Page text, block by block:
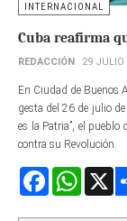
INTERNACIONAL
Cuba reafirma
REDACCIÓN 29 JULIO
En Ciudad de Buenos
gesta del 26 de julio
es la Patria”, el
contra su Revolución.
Facebook